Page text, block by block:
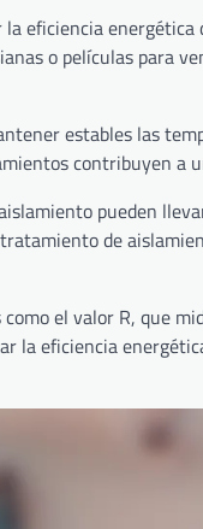
eficiencia
o películas para
estables las
contribuyen a
pueden
de
el valor R, que
la eficiencia